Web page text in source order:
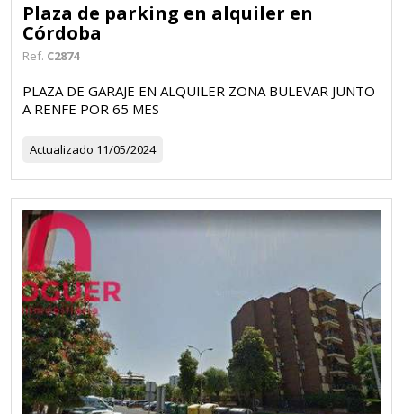
Plaza de parking en alquiler en
Córdoba
Ref. C2874
PLAZA DE GARAJE EN ALQUILER ZONA BULEVAR JUNTO
A RENFE POR 65 MES
Actualizado 11/05/2024